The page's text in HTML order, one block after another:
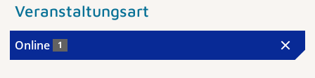
Veranstaltungsart
Online 1